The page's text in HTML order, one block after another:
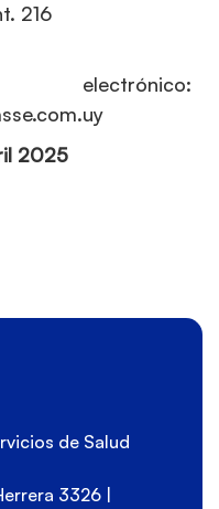
216
2025
de Salud
3326 |